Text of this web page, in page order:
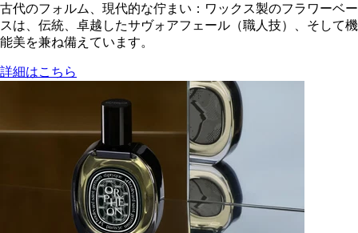
古代のフォルム、現代的な佇まい：ワックス製のフラワーベー
スは、伝統、卓越したサヴォアフェール（職人技）、そして機
能美を兼ね備えています。
詳細はこちら